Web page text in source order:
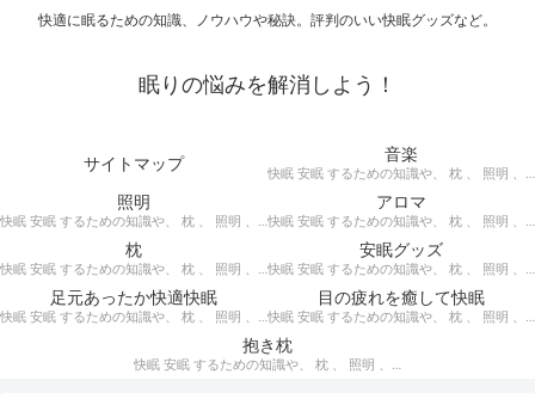
快適に眠るための知識、ノウハウや秘訣。評判のいい快眠グッズなど。
眠りの悩みを解消しよう！
サイトマップ 音楽
快眠 安眠 するための知識や、 枕 、 照明 、 アロマ など、おすすめの グッズ を紹介。 快眠 安眠 のための 音楽 CD の紹介です。 ヒーリングCD リラクゼーションCD インストゥルメンタルCD オルゴールCD ヘミシンクCD α波音楽 など。
照明
快眠 安眠 するための知識や、 枕 、 照明 、 アロマ など、おすすめの グッズ などを紹介。 快眠 安眠 のための 照明 フロアライト テーブルライト デスクライト スタンドライト など。
アロマ
快眠 安眠 するための知識や、 枕 、 照明 、 アロマ など、おすすめの グッズ などを紹介。 エッセンシャルオイル をはじめ、 アロマオイル を利用した アロマランプ 、 アロマディフューザー 、 アロマスプレー などの紹介です。
枕
快眠 安眠 するための知識や、 枕 、 照明 、 アロマ など、おすすめの グッズ などを紹介。 ぐっすり眠るために重要な枕選びのポイントや商品の紹介、 テンピュール 、 マニフレックス など。
安眠グッズ
快眠 安眠 するための知識や、 枕 、 照明 、 アロマ など、おすすめの グッズ などを紹介。 いろいろな 快眠 安眠 グッズ の紹介、足枕、うたた寝枕、目覚まし時計、入浴剤 など。
足元あったか快適快眠
快眠 安眠 するための知識や、 枕 、 照明 、 アロマ など、おすすめの グッズ などを紹介。 足元あったかで快適に眠るための 湯たんぽ あったか靴下 レッグウォーマー などの紹介です。
目の疲れを癒して快眠
快眠 安眠 するための知識や、 枕 、 照明 、 アロマ など、おすすめの グッズ などを紹介。 目の疲れを癒やす、 快眠、安眠 のための アイマスク アイピロー について。
抱き枕
快眠 安眠 するための知識や、 枕 、 照明 、 アロマ など、おすすめの グッズ などを紹介。 安心感を得る、リラックスして眠れるための 抱き枕 の紹介です。 妊婦さんや赤ちゃん、腰痛がある人におすすめ。